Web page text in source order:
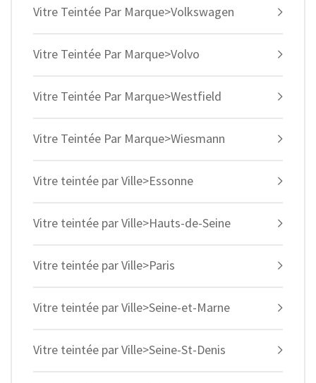
Vitre Teintée Par Marque>Volkswagen
Vitre Teintée Par Marque>Volvo
Vitre Teintée Par Marque>Westfield
Vitre Teintée Par Marque>Wiesmann
Vitre teintée par Ville>Essonne
Vitre teintée par Ville>Hauts-de-Seine
Vitre teintée par Ville>Paris
Vitre teintée par Ville>Seine-et-Marne
Vitre teintée par Ville>Seine-St-Denis